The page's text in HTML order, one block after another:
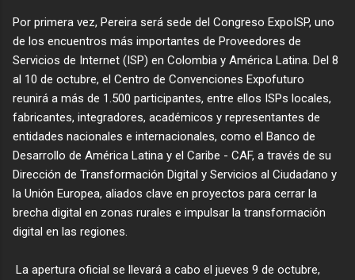
Por primera vez, Pereira será sede del Congreso ExpoISP, uno
de los encuentros más importantes de Proveedores de
Servicios de Internet (ISP) en Colombia y América Latina. Del 8
al 10 de octubre, el Centro de Convenciones Expofuturo
reunirá a más de 1.500 participantes, entre ellos ISPs locales,
fabricantes, integradores, académicos y representantes de
entidades nacionales e internacionales, como el Banco de
Desarrollo de América Latina y el Caribe - CAF, a través de su
Dirección de Transformación Digital y Servicios al Ciudadano y
la Unión Europea, aliados clave en proyectos para cerrar la
brecha digital en zonas rurales e impulsar la transformación
digital en las regiones.
La apertura oficial se llevará a cabo el jueves 9 de octubre,